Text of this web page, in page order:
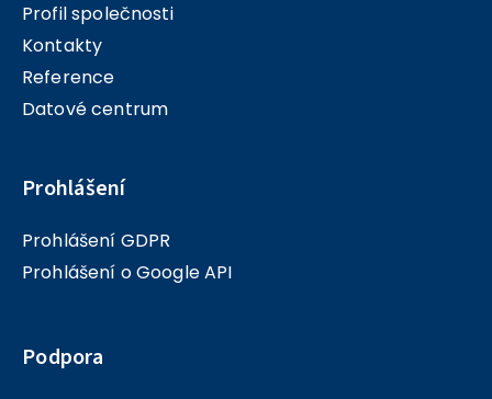
Profil společnosti
Kontakty
Reference
Datové centrum
Prohlášení
Prohlášení GDPR
Prohlášení o Google API
Podpora